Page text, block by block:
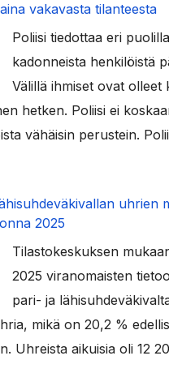
vakavasta tilanteesta
Poliisi tiedottaa eri
kadonneista henkilöistä
Välillä ihmiset ovat olleet
hetken. Poliisi ei
vähäisin perustein.
uhrien
2025
Tilastokeskuksen
2025 viranomaisten
pari- ja
mikä on 20,2 %
Uhreista aikuisia oli 12